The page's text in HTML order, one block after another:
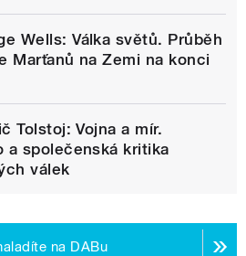
Wells: Válka světů. Průběh
Marťanů na Zemi na konci
Tolstoj: Vojna a mír.
a společenská kritika
válek
na DABu